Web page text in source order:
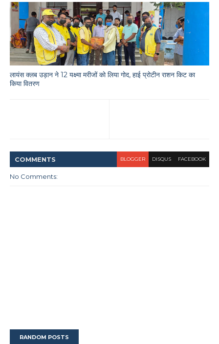
लायंस क्लब उड़ान ने 12 यक्ष्मा मरीजों को लिया गोद, हाई प्रोटीन राशन किट का
किया वितरण
COMMENTS BLOGGER DISQUS FACEBOOK
No Comments:
RANDOM POSTS